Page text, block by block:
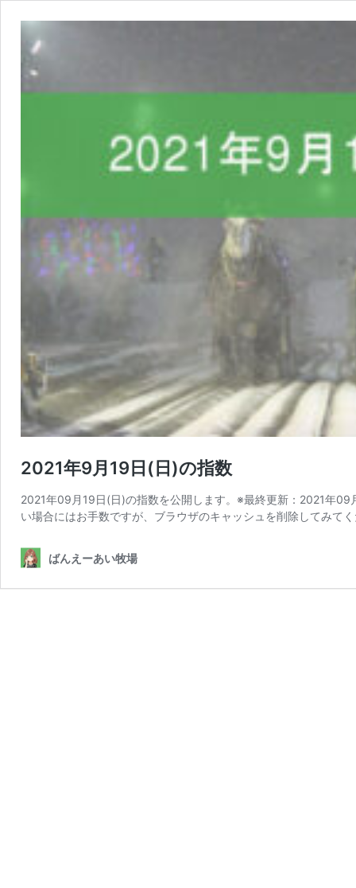
2021年9月19日(日)の指数
2021年09月19日(日)の指数を公開します。※最終更新：2021年
い場合にはお手数ですが、ブラウザのキャッシュを削除してみて
ばんえーあい牧場